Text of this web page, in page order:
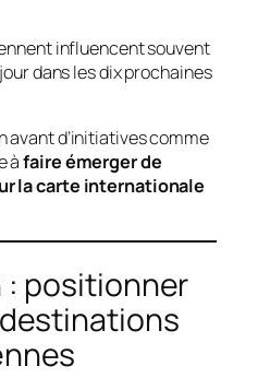
influencent souvent
dans les dix prochaines
avant d’initiatives comme
àfaire émerger de
la carte internationale
: positionner